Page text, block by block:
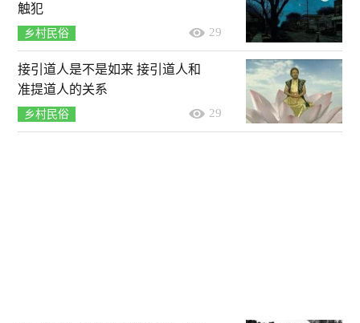
触犯
乡村民俗 29
接引道人是不是如来 接引道人和
准提道人的关系
乡村民俗 29